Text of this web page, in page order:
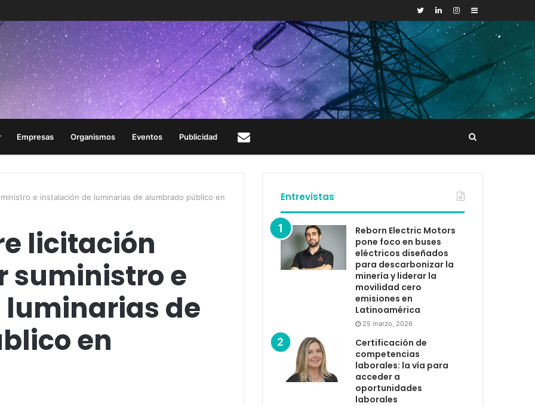
Sidebar
Empresas Organismos Eventos Publicidad
e instalación de luminarias de alumbrado público en
licitación
suministro e
de
en
Entrevistas
Reborn Electric Motors
pone foco en buses
eléctricos diseñados
para descarbonizar la
minería y liderar la
movilidad cero
emisiones en
Latinoamérica
25 marzo, 2026
Certificación de
competencias
laborales: la vía para
acceder a
oportunidades
laborales